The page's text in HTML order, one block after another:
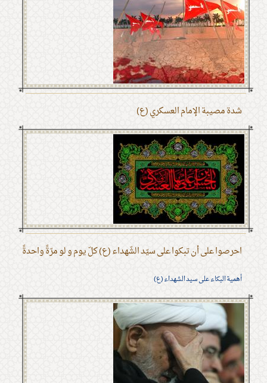
شدة مصيبة الإمام العسكري (ع)
احرصوا على أن تبكوا على سيّد الشّهداء (ع) كلّ يوم و لو مرّةً واحدةً
أهمية البكاء على سيد الشهداء (ع)